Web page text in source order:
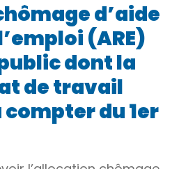
d’aide
(ARE)
dont la
de travail
du 1er